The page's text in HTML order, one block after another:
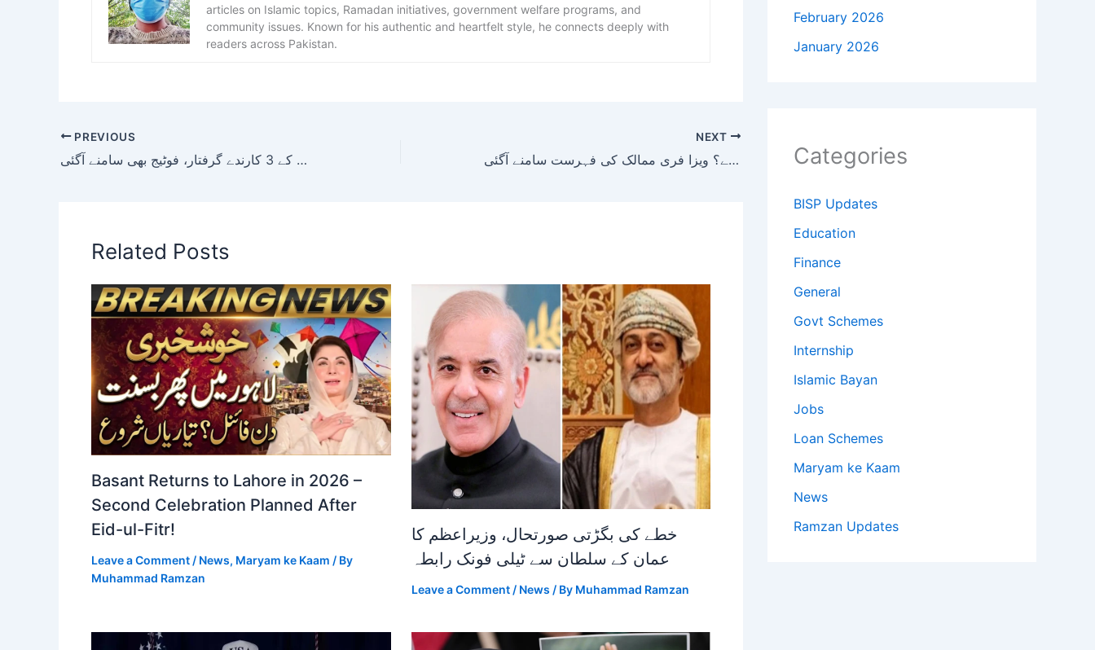
articles on Islamic topics, Ramadan initiatives, government welfare programs, and
community issues. Known for his authentic and heartfelt style, he connects deeply with
readers across Pakistan.
PREVIOUS
لاہور؛ بین الاضلاعی مویشی چور گینگ کے 3 کارندے گرفتار، فوٹیج بھی سامنے آگئی
NEXT
پاسپورٹ رینکنگ جاری، پاکستان کا کونسا نمبر ہے؟ ویزا فری ممالک کی فہرست سامنے آگئی
Related Posts
Basant Returns to Lahore in 2026 –
Second Celebration Planned After
Eid-ul-Fitr!
Leave a Comment / News, Maryam ke Kaam / By
Muhammad Ramzan
خطے کی بگڑتی صورتحال، وزیراعظم کا
عمان کے سلطان سے ٹیلی فونک رابطہ
Leave a Comment / News / By Muhammad Ramzan
February 2026
January 2026
Categories
BISP Updates
Education
Finance
General
Govt Schemes
Internship
Islamic Bayan
Jobs
Loan Schemes
Maryam ke Kaam
News
Ramzan Updates